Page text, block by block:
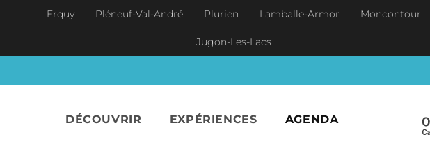
Aller au contenu principal
Erquy Pléneuf-Val-André Plurien Lamballe-Armor Moncontour
Jugon-Les-Lacs
DÉCOUVRIR EXPÉRIENCES AGENDA